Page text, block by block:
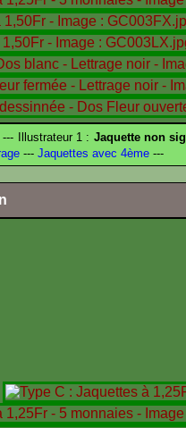
Illustrateur 1 : Jaquette non
--- Jaquettes avec 4ème ---